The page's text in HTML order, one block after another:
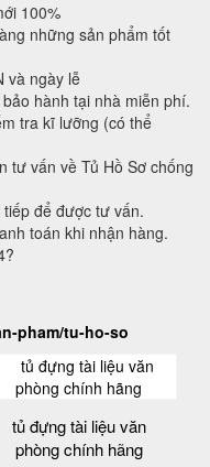
100%
những sản phẩm tốt
và ngày lễ
hành tại nhà miễn phí.
tra kĩ lưỡng (có thể
tư vấn về Tủ Hồ Sơ chống
để được tư vấn.
toán khi nhận hàng.
pham/tu-ho-so
tủ đựng tài liệu văn
phòng chính hãng